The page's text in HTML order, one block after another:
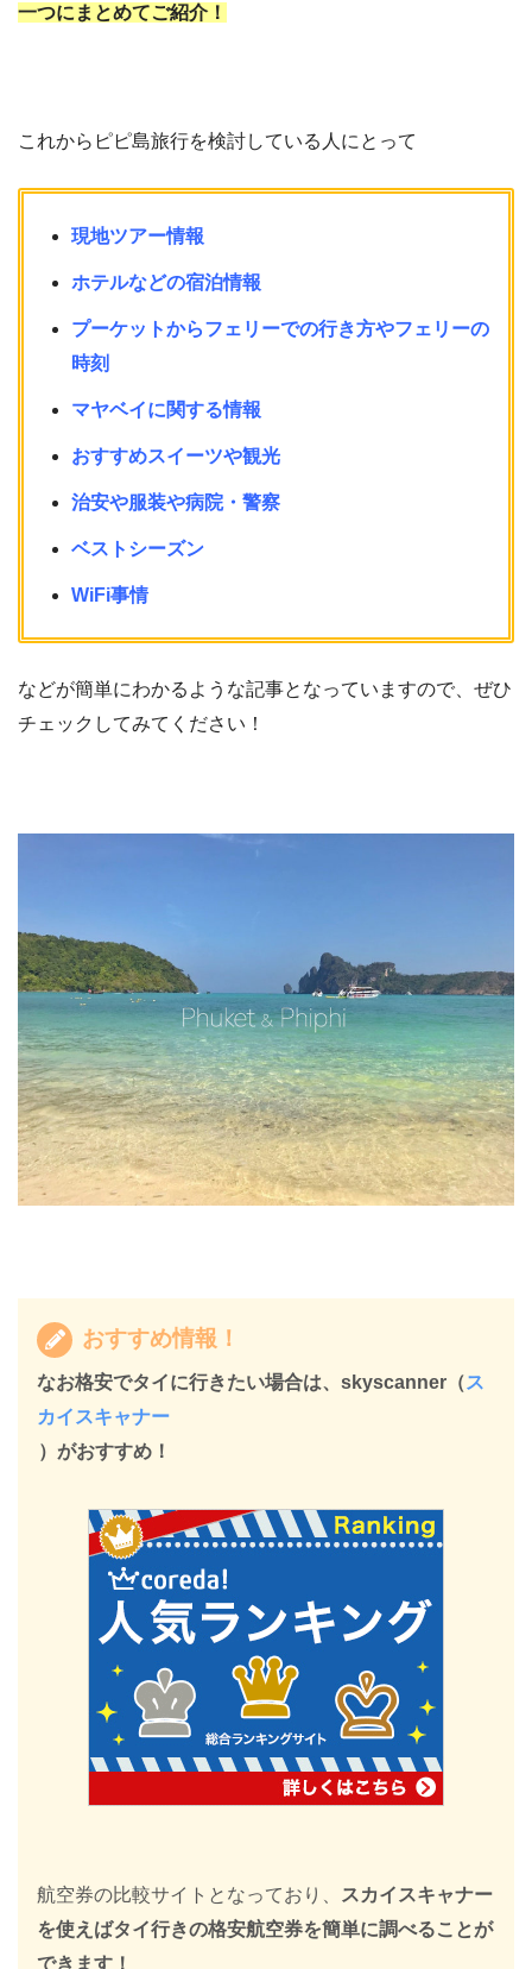
一つにまとめてご紹介！
これからピピ島旅行を検討している人にとって
現地ツアー情報
ホテルなどの宿泊情報
プーケットからフェリーでの行き方やフェリーの
時刻
マヤベイに関する情報
おすすめスイーツや観光
治安や服装や病院・警察
ベストシーズン
WiFi事情
などが簡単にわかるような記事となっていますので、ぜひ
チェックしてみてください！
おすすめ情報！
なお格安でタイに行きたい場合は、skyscanner（ス
カイスキャナー
）がおすすめ！
航空券の比較サイトとなっており、
スカイスキャナー
を使えばタイ行きの格安航空券を簡単に調べることが
できます！